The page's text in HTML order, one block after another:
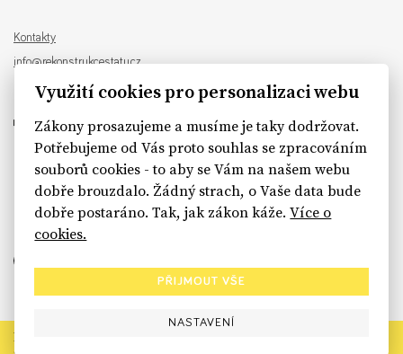
Kontakty
info@rekonstrukcestatu.cz
Návrh a vývoj: Sinfin , ilustrace:
sinfin.digital
Rekonstrukce státu končí. Její členské organizace však dál
Využití cookies pro personalizaci webu
Zákony prosazujeme a musíme je taky dodržovat.
Potřebujeme od Vás proto souhlas se zpracováním
souborů cookies - to aby se Vám na našem webu
dobře brouzdalo. Žádný strach, o Vaše data bude
dobře postaráno. Tak, jak zákon káže.Více o
cookies.
PŘIJMOUT VŠE
NASTAVENÍ